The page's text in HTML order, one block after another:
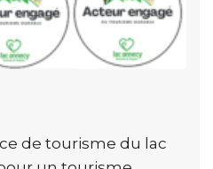
de tourisme du lac